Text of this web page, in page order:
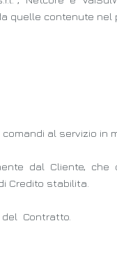
quelle contenute nel
al servizio in
dal Cliente,
Credito stabilita.
Contratto.